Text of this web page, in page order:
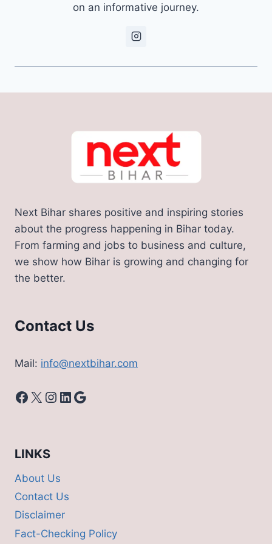
on an informative journey.
Next Bihar shares positive and inspiring stories
about the progress happening in Bihar today.
From farming and jobs to business and culture,
we show how Bihar is growing and changing for
the better.
Contact Us
Mail: info@nextbihar.com
Facebook
X Instagram
LinkedIn
Google
LINKS
About Us
Contact Us
Disclaimer
Fact-Checking Policy